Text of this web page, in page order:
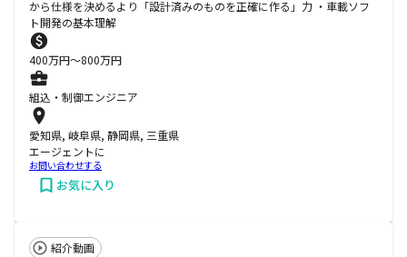
から仕様を決めるより「設計済みのものを正確に作る」力 ・車載ソフ
ト開発の基本理解
400万円〜800万円
組込・制御エンジニア
愛知県, 岐阜県, 静岡県, 三重県
エージェントに
お問い合わせする
お気に入り
紹介動画